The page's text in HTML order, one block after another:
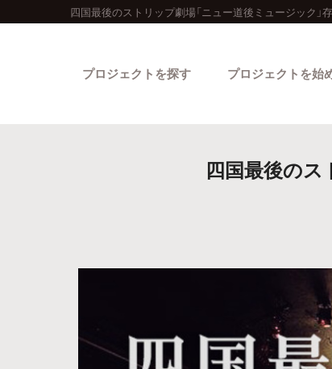
四国最後のストリップ劇場「ニュー道後ミュージック」
プロジェクトを探す
カテゴリーから
プロジェクトを始
四国最後のス